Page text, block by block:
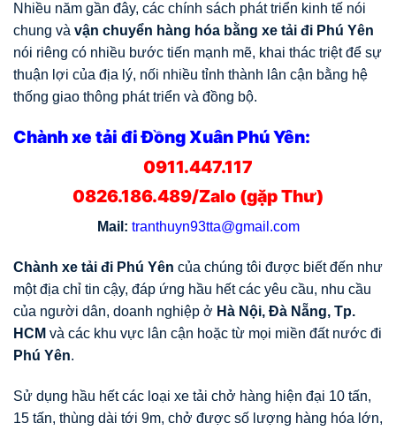
Nhiều năm gần đây, các chính sách phát triển kinh tế nói
chung và vận chuyển hàng hóa bằng xe tải đi Phú Yên
nói riêng có nhiều bước tiến mạnh mẽ, khai thác triệt để sự
thuận lợi của địa lý, nối nhiều tỉnh thành lân cận bằng hệ
thống giao thông phát triển và đồng bộ.
Chành xe tải đi Đồng Xuân Phú Yên:
0911.447.117
0826.186.489/Zalo (gặp Thư)
Mail: tranthuyn93tta@gmail.com
Chành xe tải đi Phú Yên của chúng tôi được biết đến như
một địa chỉ tin cậy, đáp ứng hầu hết các yêu cầu, nhu cầu
của người dân, doanh nghiệp ở Hà Nội, Đà Nẵng, Tp.
HCM và các khu vực lân cận hoặc từ mọi miền đất nước đi
Phú Yên.
Sử dụng hầu hết các loại xe tải chở hàng hiện đại 10 tấn,
15 tấn, thùng dài tới 9m, chở được số lượng hàng hóa lớn,